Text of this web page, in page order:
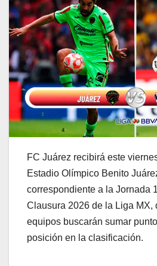
FC Juárez recibirá este
Estadio Olímpico Benito
correspondiente a la Jornada
Clausura 2026 de la Liga MX,
equipos buscarán sumar
posición en la clasificación.